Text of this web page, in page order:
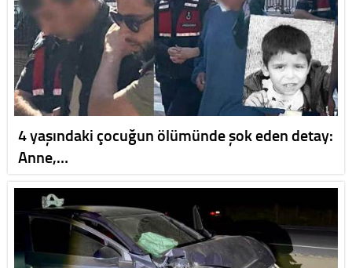
4 yaşındaki çocuğun ölümünde şok eden detay:
Anne,…